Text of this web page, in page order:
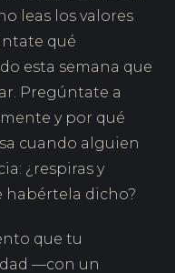
leas los valores
qué
esta semana que
Pregúntate a
y por qué
cuando alguien
¿respiras y
habértela dicho?
que tu
—con un